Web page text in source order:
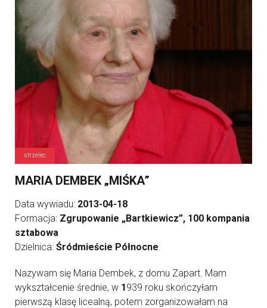
strzelec
MARIA DEMBEK „MIŚKA”
Data wywiadu: 2013-04-18
Formacja: Zgrupowanie „Bartkiewicz”, 100 kompania
sztabowa
Dzielnica: Śródmieście Północne
Nazywam się Maria Dembek, z domu Zapart. Mam
wykształcenie średnie, w 1939 roku skończyłam
pierwszą klasę licealną, potem zorganizowałam na